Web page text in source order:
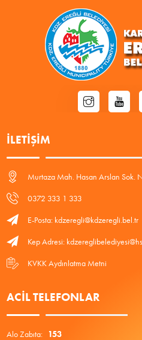
İLETIŞIM
Murtaza Mah. Hasan Arslan Sok.
0372 333 1 333
E-Posta: kdzeregli@kdzeregli.bel.tr
Kep Adresi:
KVKK Aydınlatma Metni
ACIL TELEFONLAR
Alo Zabıta: 153